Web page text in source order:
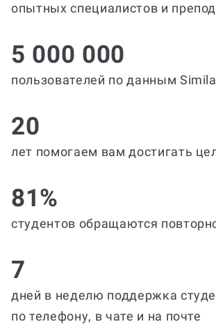
опытных специалистов и
5 000 000
пользователей по данным
20
лет помогаем вам достигать
81%
студентов обращаются
7
дней в неделю поддержка
по телефону, в чате и на почте